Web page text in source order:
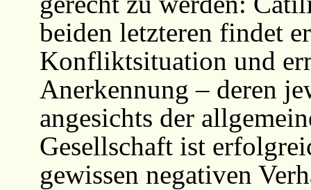
beiden letzteren findet
Konfliktsituation und
Anerkennung – deren
angesichts der
Gesellschaft ist
gewissen negativen